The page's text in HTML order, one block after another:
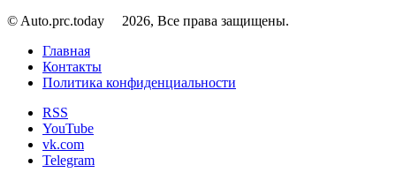
© Auto.prc.today
2026, Все права защищены.
Главная
Контакты
Политика конфиденциальности
RSS
YouTube
vk.com
Telegram